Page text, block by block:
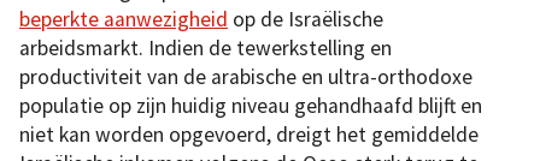
beperkte aanwezigheid op de Israëlische
arbeidsmarkt. Indien de tewerkstelling en
productiviteit van de arabische en ultra-orthodoxe
populatie op zijn huidig niveau gehandhaafd blijft en
niet kan worden opgevoerd, dreigt het gemiddelde